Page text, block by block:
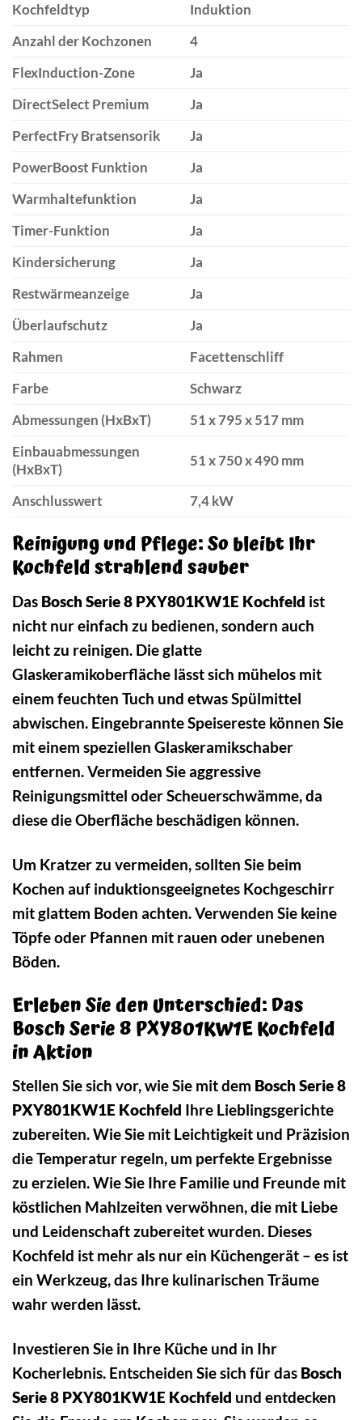
Kochfeldtyp
Induktion
Anzahl der Kochzonen
4
FlexInduction-Zone
Ja
DirectSelect Premium
Ja
PerfectFry Bratsensorik
Ja
PowerBoost Funktion
Ja
Warmhaltefunktion
Ja
Timer-Funktion
Ja
Kindersicherung
Ja
Restwärmeanzeige
Ja
Überlaufschutz
Ja
Rahmen
Facettenschliff
Farbe
Schwarz
Abmessungen (HxBxT)
51 x 795 x 517 mm
Einbauabmessungen
(HxBxT)
51 x 750 x 490 mm
Anschlusswert 7,4 kW
Reinigung und Pflege: So bleibt Ihr
Kochfeld strahlend sauber
Das Bosch Serie 8 PXY801KW1E Kochfeld ist
nicht nur einfach zu bedienen, sondern auch
leicht zu reinigen. Die glatte
Glaskeramikoberfläche lässt sich mühelos mit
einem feuchten Tuch und etwas Spülmittel
abwischen. Eingebrannte Speisereste können Sie
mit einem speziellen Glaskeramikschaber
entfernen. Vermeiden Sie aggressive
Reinigungsmittel oder Scheuerschwämme, da
diese die Oberfläche beschädigen können.
Um Kratzer zu vermeiden, sollten Sie beim
Kochen auf induktionsgeeignetes Kochgeschirr
mit glattem Boden achten. Verwenden Sie keine
Töpfe oder Pfannen mit rauen oder unebenen
Böden.
Erleben Sie den Unterschied: Das
Bosch Serie 8 PXY801KW1E Kochfeld
in Aktion
Stellen Sie sich vor, wie Sie mit dem Bosch Serie 8
PXY801KW1E Kochfeld Ihre Lieblingsgerichte
zubereiten. Wie Sie mit Leichtigkeit und Präzision
die Temperatur regeln, um perfekte Ergebnisse
zu erzielen. Wie Sie Ihre Familie und Freunde mit
köstlichen Mahlzeiten verwöhnen, die mit Liebe
und Leidenschaft zubereitet wurden. Dieses
Kochfeld ist mehr als nur ein Küchengerät – es ist
ein Werkzeug, das Ihre kulinarischen Träume
wahr werden lässt.
Investieren Sie in Ihre Küche und in Ihr
Kocherlebnis. Entscheiden Sie sich für das Bosch
Serie 8 PXY801KW1E Kochfeld und entdecken